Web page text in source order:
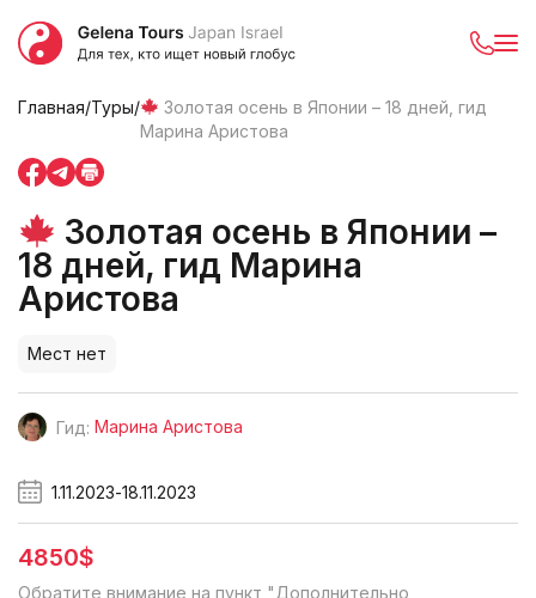
Главная/Туры/
Золотая осень в Японии – 18 дней, гид
Марина Аристова
Золотая осень в Японии –
18 дней, гид Марина
Аристова
Мест нет
Гид: Марина Аристова
1.11.2023-18.11.2023
4850$
Обратите внимание на пункт "Дополнительно